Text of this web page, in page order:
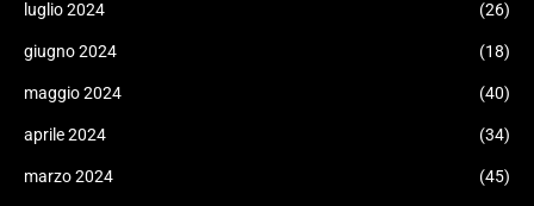
luglio 2024 (26)
giugno 2024 (18)
maggio 2024 (40)
aprile 2024 (34)
marzo 2024 (45)